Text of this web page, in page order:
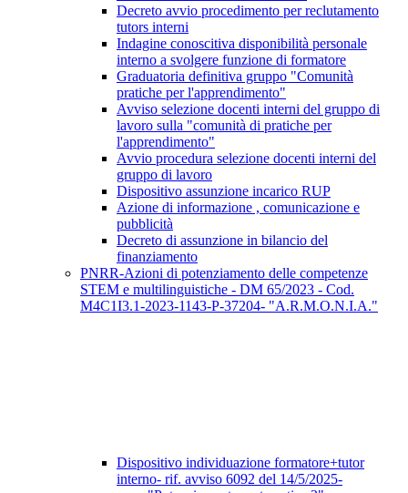
Decreto avvio procedimento per reclutamento
tutors interni
Indagine conoscitiva disponibilità personale
interno a svolgere funzione di formatore
Graduatoria definitiva gruppo "Comunità
pratiche per l'apprendimento"
Avviso selezione docenti interni del gruppo di
lavoro sulla "comunità di pratiche per
l'apprendimento"
Avvio procedura selezione docenti interni del
gruppo di lavoro
Dispositivo assunzione incarico RUP
Azione di informazione , comunicazione e
pubblicità
Decreto di assunzione in bilancio del
finanziamento
PNRR-Azioni di potenziamento delle competenze
STEM e multilinguistiche - DM 65/2023 - Cod.
M4C1I3.1-2023-1143-P-37204- "A.R.M.O.N.I.A."
Dispositivo individuazione formatore+tutor
interno- rif. avviso 6092 del 14/5/2025-